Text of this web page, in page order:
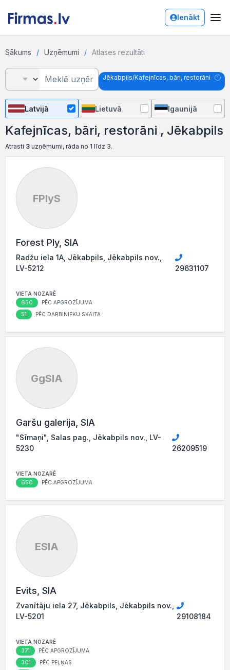
Ienākt
Sākums Uzņēmumi Atlases rezultāti
Jēkabpils/Kafejnīcas, bāri, restorāni
Latvijā Lietuvā Igaunijā
Kafejnīcas, bāri, restorāni , Jēkabpils
Atrasti 3 uzņēmumi, rāda no 1 līdz 3.
FPlyS
Forest Ply, SIA
Radžu iela 1A, Jēkabpils, Jēkabpils nov.,
LV-5212
29631107
VIETA NOZARĒ
650 PĒC APGROZĪJUMA
51 PĒC DARBINIEKU SKAITA
GgSIA
Garšu galerija, SIA
"Sīmaņi", Salas pag., Jēkabpils nov., LV-
5230
26209519
VIETA NOZARĒ
650 PĒC APGROZĪJUMA
ESIA
Evits, SIA
Zvanītāju iela 27, Jēkabpils, Jēkabpils nov.,
LV-5201
29108184
VIETA NOZARĒ
371 PĒC APGROZĪJUMA
301 PĒC PEĻŅAS